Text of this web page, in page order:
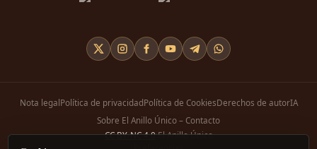
Nota legalPolítica de privacidadPolítica de CookiesDerechos de autorIA
Sobre El Anillo Único – Contacto
CC BY-NC 4.0El Anillo Único